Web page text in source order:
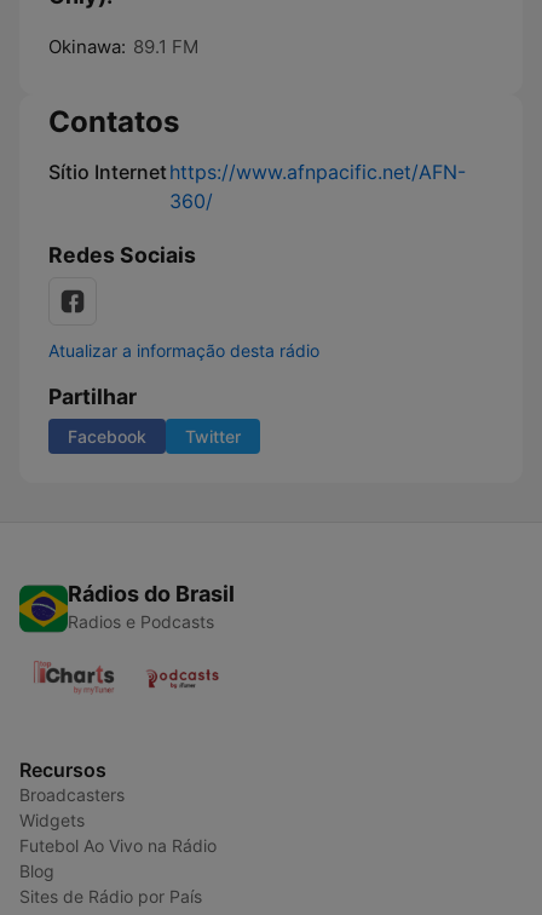
Okinawa: 89.1 FM
Contatos
Sítio Internethttps://www.afnpacific.net/AFN-
360/
Redes Sociais
Atualizar a informação desta rádio
Partilhar
Facebook Twitter
Rádios do Brasil
Radios e Podcasts
Recursos
Broadcasters
Widgets
Futebol Ao Vivo na Rádio
Blog
Sites de Rádio por País